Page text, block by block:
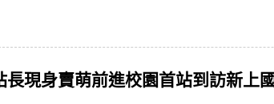
現身賣萌前進校園首站到訪新上